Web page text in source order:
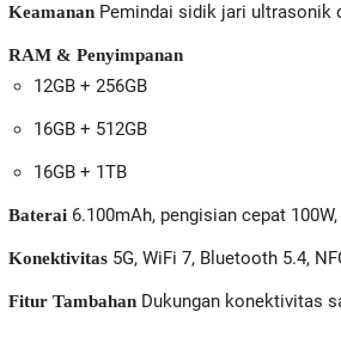
Keamanan Pemindai sidik jari ultrasonik
RAM & Penyimpanan
12GB + 256GB
16GB + 512GB
16GB + 1TB
Baterai 6.100mAh, pengisian cepat
Konektivitas 5G, WiFi 7, Bluetooth 5.4,
Fitur Tambahan Dukungan konektivitas